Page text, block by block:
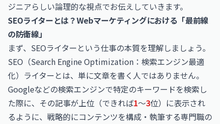
ジニアらしい論理的な視点でお伝えしていきます。
SEOライターとは？Webマーケティングにおける「最前線
の防衛線」
まず、SEOライターという仕事の本質を理解しましょう。
SEO（Search Engine Optimization：検索エンジン最適
化）ライターとは、単に文章を書く人ではありません。
Googleなどの検索エンジンで特定のキーワードを検索し
た際に、その記事が上位（できれば1〜3位）に表示され
るように、戦略的にコンテンツを構成・執筆する専門職の